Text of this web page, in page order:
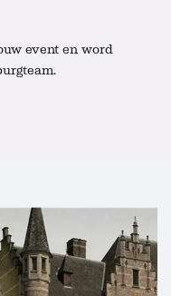
event en word